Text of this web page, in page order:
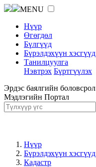
MENU
Нүүр
Өгөгдөл
Бүлгүүд
Бүрэлдэхүүн хэсгүүд
Танилцуулга
Нэвтрэх Бүртгүүлэх
Эрдэс баялгийн боловсрол
Мэдлэгийн Портал
Нүүр
Бүрэлдэхүүн хэсгүүд
Кадастр